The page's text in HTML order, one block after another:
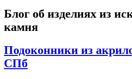
Блог об изделиях из
камня
Подоконники из
СПб